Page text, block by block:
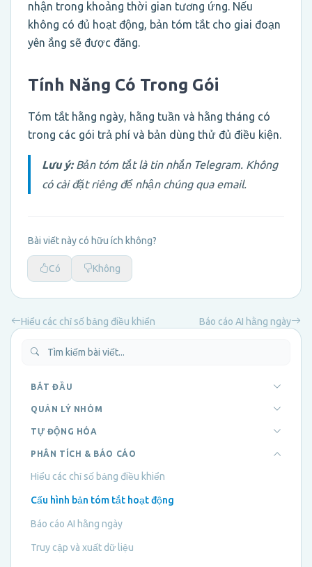
nhận trong khoảng thời gian tương ứng. Nếu
không có đủ hoạt động, bản tóm tắt cho giai đoạn
yên ắng sẽ được đăng.
Tính Năng Có Trong Gói
Tóm tắt hằng ngày, hằng tuần và hằng tháng có
trong các gói trả phí và bản dùng thử đủ điều kiện.
Lưu ý:Bản tóm tắt là tin nhắn Telegram. Không
có cài đặt riêng để nhận chúng qua email.
Bài viết này có hữu ích không?
Có Không
Hiểu các chỉ số bảng điều khiển Báo cáo AI hằng ngày
BẮT ĐẦU
QUẢN LÝ NHÓM
TỰ ĐỘNG HÓA
PHÂN TÍCH & BÁO CÁO
Hiểu các chỉ số bảng điều khiển
Cấu hình bản tóm tắt hoạt động
Báo cáo AI hằng ngày
Truy cập và xuất dữ liệu